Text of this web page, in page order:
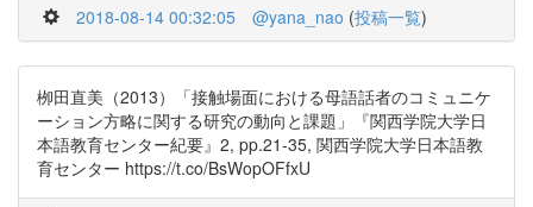
2018-08-14 00:32:05 @yana_nao (投稿一覧)
栁田直美（2013）「接触場面における母語話者のコミュニケ
ーション方略に関する研究の動向と課題」『関西学院大学日
本語教育センター紀要』2, pp.21-35, 関西学院大学日本語教
育センター https://t.co/BsWopOFfxU